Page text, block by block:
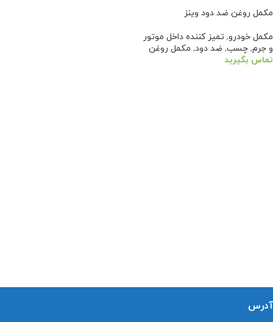
مکمل روغن ضد دود وینز
مکمل خودرو, تمیز کننده داخل موتور
و جرم, چسب, ضد دود, مکمل روغن
تماس بگیرید
آدرس